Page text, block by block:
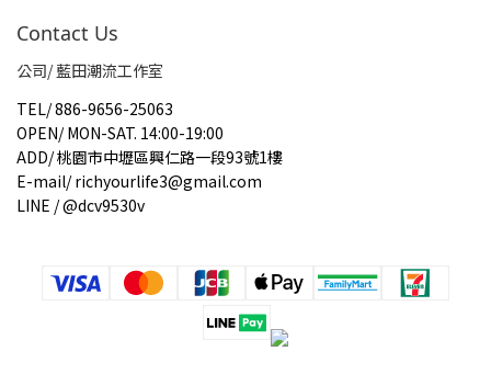
Contact Us
公司/ 藍田潮流工作室
TEL/886-9656-25063
OPEN/ MON-SAT. 14:00-19:00
ADD/桃園市中壢區興仁路一段93號1樓
E-mail/richyourlife3@gmail.com
LINE / @dcv9530v